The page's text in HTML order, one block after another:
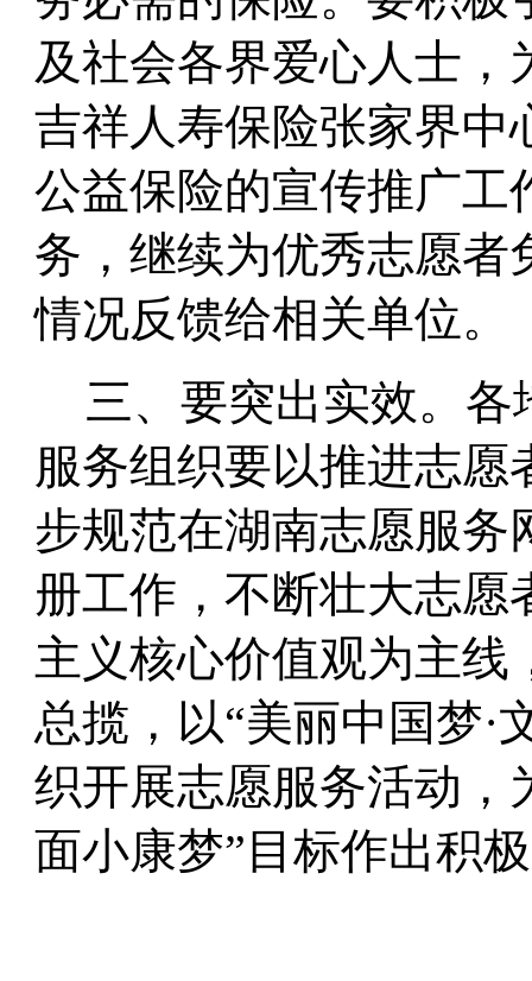
及社会各界爱心人士
吉祥人寿保险张家界中
公益保险的宣传推广工
务，继续为优秀志愿者
情况反馈给相关单位。
三、要突出实效。 各
服务组织要以推进志愿
步规范在湖南志愿服务
册工作，不断壮大志愿
主义核心价值观为主线
总揽，以“美丽中国梦·
织开展志愿服务活动，
面小康梦”目标作出积